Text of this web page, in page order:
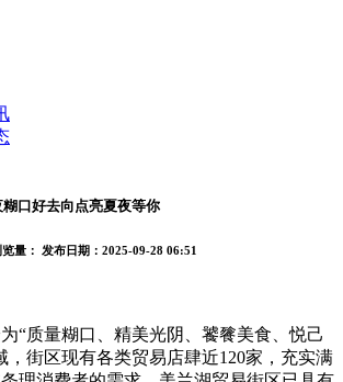
口好去向点亮夏夜等你
量： 发布日期：2025-09-28 06:51
质量糊口、精美光阴、饕餮美食、悦己
，街区现有各类贸易店肆近120家，充实满